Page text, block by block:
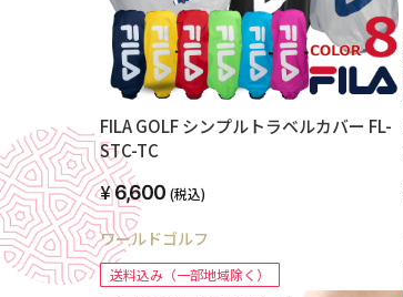
FILA GOLF シンプルトラベルカバー FL-
STC-TC
6,600 (税込)
ワールドゴルフ
送料込み（一部地域除く）